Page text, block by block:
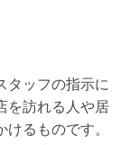
タッフの指示に
を訪れる人や居
るものです。